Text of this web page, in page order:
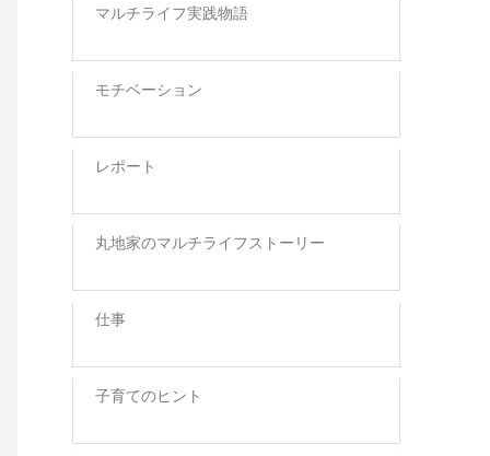
マルチライフ実践物語
モチベーション
レポート
丸地家のマルチライフストーリー
仕事
子育てのヒント